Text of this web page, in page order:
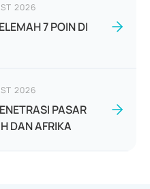
2026
7 POIN DI
2026
PASAR
DAN AFRIKA